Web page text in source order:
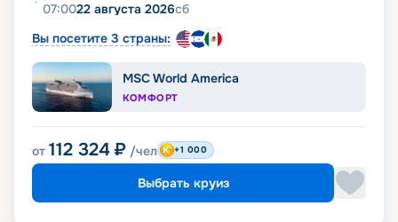
07:0022 августа 2026сб
Вы посетите 3 страны:
MSC World America
КОМФОРТ
от 112 324 ₽ /чел +1 000
Выбрать круиз